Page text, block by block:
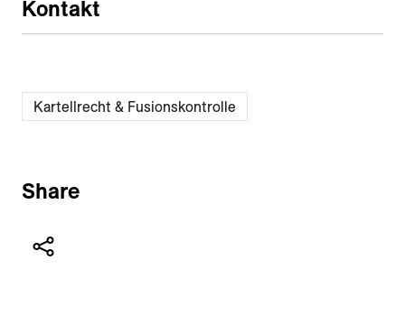
Kontakt
Kartellrecht & Fusionskontrolle
Share